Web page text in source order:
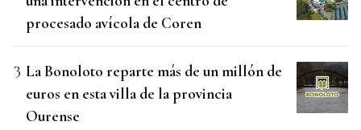
procesado avícola de Coren
La Bonoloto reparte más de un millón de
euros en esta villa de la provincia
Ourense